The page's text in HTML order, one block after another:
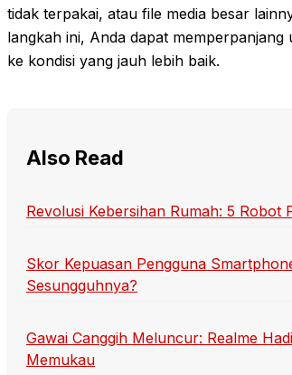
tidak terpakai, atau file media besar
langkah ini, Anda dapat
ke kondisi yang jauh lebih baik.
Also Read
Revolusi Kebersihan Rumah: 5 Robot
Skor Kepuasan Pengguna
Sesungguhnya?
Gawai Canggih Meluncur: Realme
Memukau